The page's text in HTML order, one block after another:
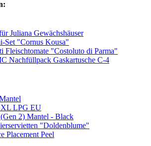
Juliana Gewächshäuser
Set "Cornus Kousa"
Fleischtomate "Costoluto di Parma"
Nachfüllpack Gaskartusche C-4
XL LPG EU
2) Mantel - Black
"Doldenblume"
Placement Peel